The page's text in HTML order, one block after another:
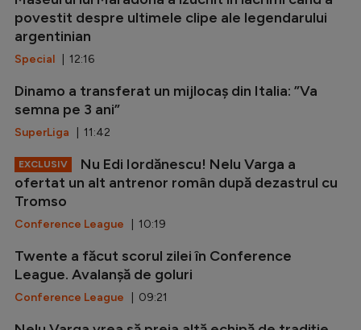
povestit despre ultimele clipe ale legendarului
argentinian
Special | 12:16
Dinamo a transferat un mijlocaș din Italia: ”Va
semna pe 3 ani”
SuperLiga | 11:42
EXCLUSIV
Nu Edi Iordănescu! Nelu Varga a
ofertat un alt antrenor român după dezastrul cu
Tromso
Conference League | 10:19
Twente a făcut scorul zilei în Conference
League. Avalanșă de goluri
Conference League | 09:21